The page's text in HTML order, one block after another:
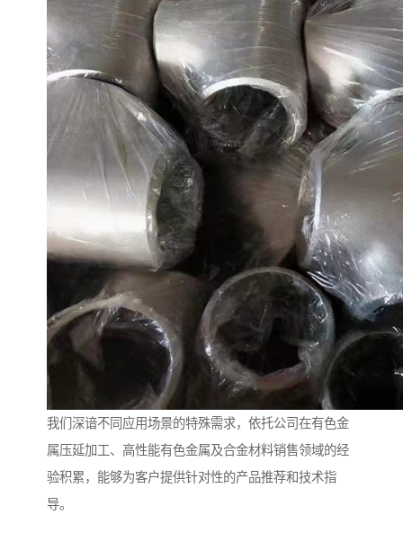
我们深谙不同应用场景的特殊需求，依托公司在有色金
属压延加工、高性能有色金属及合金材料销售领域的经
验积累，能够为客户提供针对性的产品推荐和技术指
导。